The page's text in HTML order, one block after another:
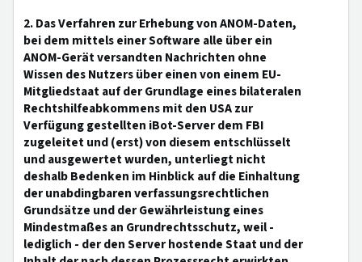
2. Das Verfahren zur Erhebung von ANOM-Daten,
bei dem mittels einer Software alle über ein
ANOM-Gerät versandten Nachrichten ohne
Wissen des Nutzers über einen von einem EU-
Mitgliedstaat auf der Grundlage eines bilateralen
Rechtshilfeabkommens mit den USA zur
Verfügung gestellten iBot-Server dem FBI
zugeleitet und (erst) von diesem entschlüsselt
und ausgewertet wurden, unterliegt nicht
deshalb Bedenken im Hinblick auf die Einhaltung
der unabdingbaren verfassungsrechtlichen
Grundsätze und der Gewährleistung eines
Mindestmaßes an Grundrechtsschutz, weil -
lediglich - der den Server hostende Staat und der